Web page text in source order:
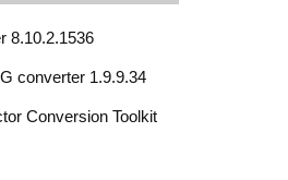
8.10.2.1536
converter 1.9.9.34
Conversion Toolkit